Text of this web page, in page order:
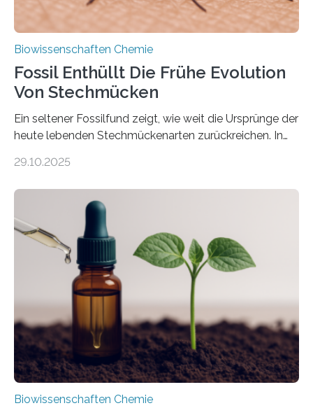
Biowissenschaften Chemie
Fossil Enthüllt Die Frühe Evolution
Von Stechmücken
Ein seltener Fossilfund zeigt, wie weit die Ursprünge der
heute lebenden Stechmückenarten zurückreichen. In
Forschende die bisher älteste bekannte Stechmücken-
Region Kachin in Myanmar und hat sich in
ausgezeichnetem Zustand erhalten. Es konnte als neue
Art einer neuen Gattung beschrieben werden und trägt
nun den Namen Cretosabethes primaevus. Dieser erste
fossile Nachweis einer Stechmückenlarve in Bernstein
stellt gleichzeitig den ersten Fossilfund einer
Mückenlarve aus dem Mesozoikum dar, denn…
29.10.2025
Biowissenschaften Chemie